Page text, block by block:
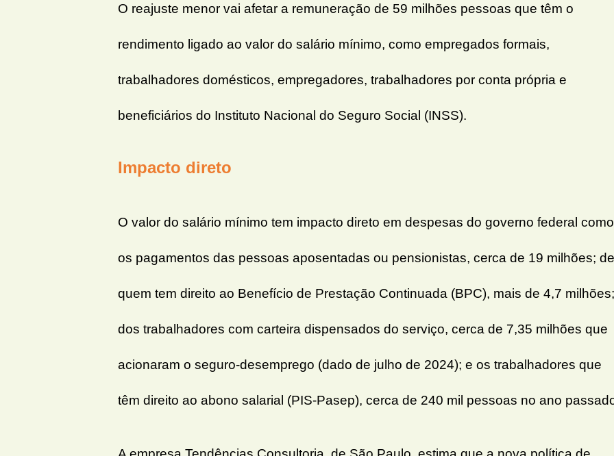
O reajuste menor vai afetar a remuneração de 59 milhões pessoas que têm o
rendimento ligado ao valor do salário mínimo, como empregados formais,
trabalhadores domésticos, empregadores, trabalhadores por conta própria e
beneficiários do Instituto Nacional do Seguro Social (INSS).
Impacto direto
O valor do salário mínimo tem impacto direto em despesas do governo federal como
os pagamentos das pessoas aposentadas ou pensionistas, cerca de 19 milhões; de
quem tem direito ao Benefício de Prestação Continuada (BPC), mais de 4,7 milhões;
dos trabalhadores com carteira dispensados do serviço, cerca de 7,35 milhões que
acionaram o seguro-desemprego (dado de julho de 2024); e os trabalhadores que
têm direito ao abono salarial (PIS-Pasep), cerca de 240 mil pessoas no ano